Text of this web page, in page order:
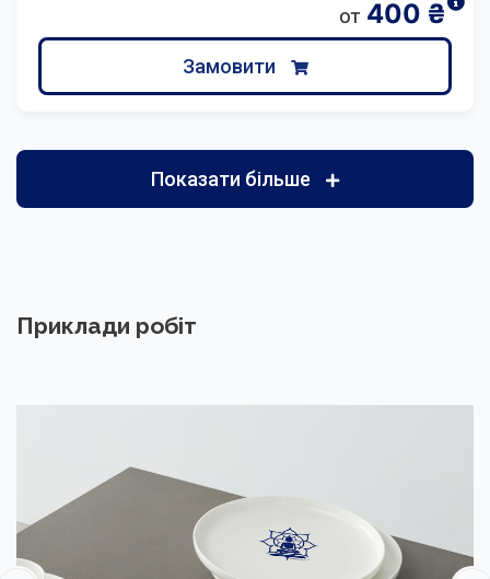
от 400 ₴
Замовити
Показати більше
Приклади робіт